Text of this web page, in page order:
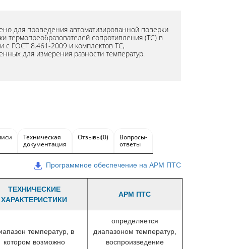
для проведения автоматизированной поверки
термопреобразователей сопротивления (ТС) в
с ГОСТ 8.461-2009 и комплектов ТС,
для измерения разности температур.
Техническая
документация
Отзывы(0)
Вопросы-
ответы
Программное обеспечение на АРМ ПТС
ТЕХНИЧЕСКИЕ
ХАРАКТЕРИСТИКИ
АРМ ПТС
температур, в
котором возможно
определяется
диапазоном температур,
воспроизведение